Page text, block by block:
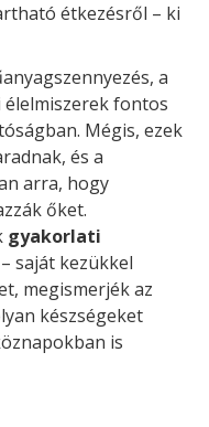
étkezésről – ki
a
fontos
Mégis, ezek
és a
arra, hogy
őket.
gyakorlati
– saját kezükkel
megismerjék az
készségeket
is